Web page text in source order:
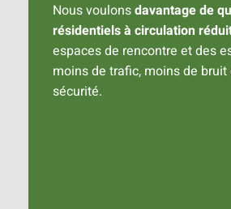
Nous voulonsdavantage de
résidentiels à circulation
espaces de rencontre et des
moins de trafic, moins de bruit
sécurité.